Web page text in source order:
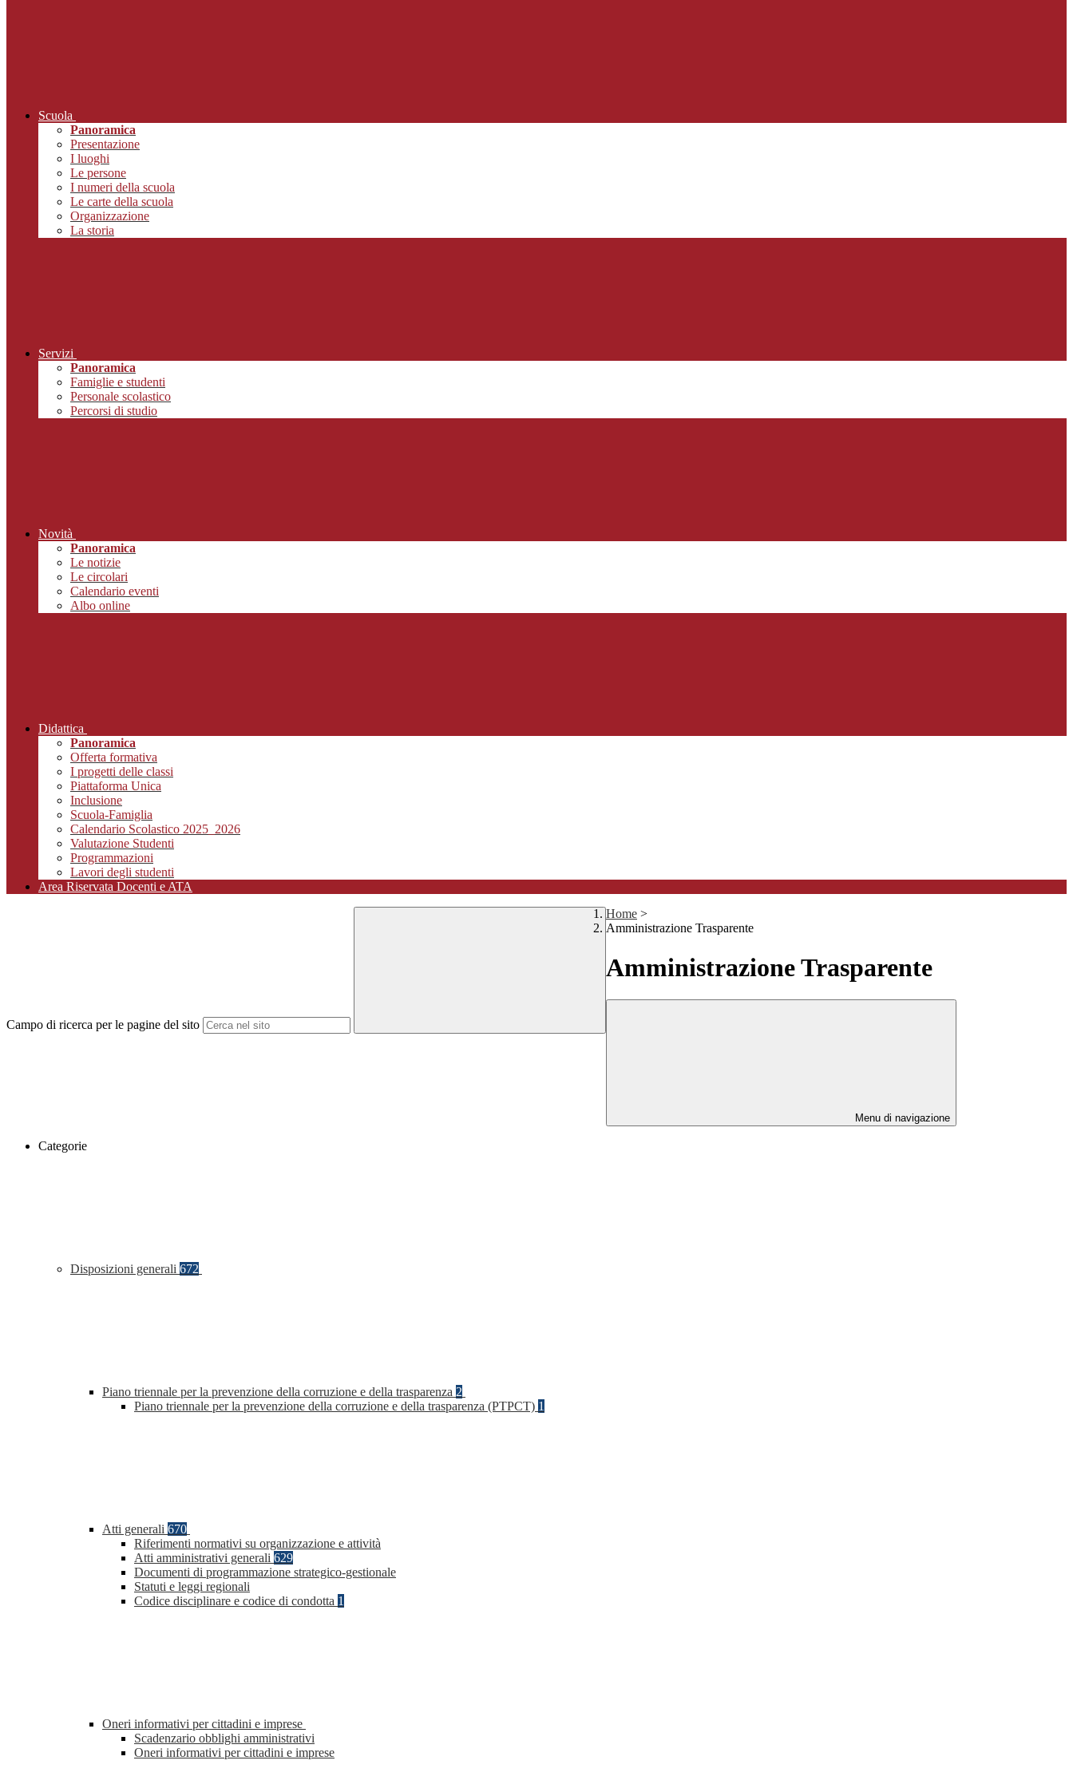
Scuola
Panoramica
Presentazione
I luoghi
Le persone
I numeri della scuola
Le carte della scuola
Organizzazione
La storia
Servizi
Panoramica
Famiglie e studenti
Personale scolastico
Percorsi di studio
Novità
Panoramica
Le notizie
Le circolari
Calendario eventi
Albo online
Didattica
Panoramica
Offerta formativa
I progetti delle classi
Piattaforma Unica
Inclusione
Scuola-Famiglia
Calendario Scolastico 2025_2026
Valutazione Studenti
Programmazioni
Lavori degli studenti
Area Riservata Docenti e ATA
Campo di ricerca per le pagine del sito
Home >
Amministrazione Trasparente
Amministrazione Trasparente
Menu di navigazione
Categorie
Disposizioni generali 672
Piano triennale per la prevenzione della corruzione e della trasparenza 2
Piano triennale per la prevenzione della corruzione e della trasparenza (PTPCT) 1
Atti generali 670
Riferimenti normativi su organizzazione e attività
Atti amministrativi generali 629
Documenti di programmazione strategico-gestionale
Statuti e leggi regionali
Codice disciplinare e codice di condotta 1
Oneri informativi per cittadini e imprese
Scadenzario obblighi amministrativi
Oneri informativi per cittadini e imprese